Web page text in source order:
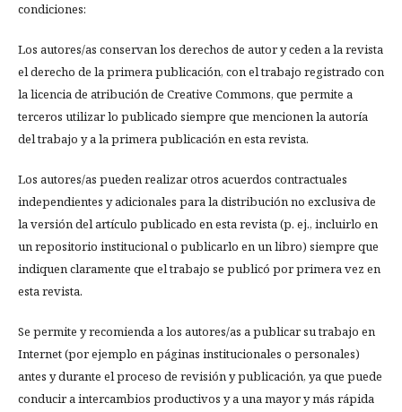
condiciones:
Los autores/as conservan los derechos de autor y ceden a la revista
el derecho de la primera publicación, con el trabajo registrado con
la licencia de atribución de Creative Commons, que permite a
terceros utilizar lo publicado siempre que mencionen la autoría
del trabajo y a la primera publicación en esta revista.
Los autores/as pueden realizar otros acuerdos contractuales
independientes y adicionales para la distribución no exclusiva de
la versión del artículo publicado en esta revista (p. ej., incluirlo en
un repositorio institucional o publicarlo en un libro) siempre que
indiquen claramente que el trabajo se publicó por primera vez en
esta revista.
Se permite y recomienda a los autores/as a publicar su trabajo en
Internet (por ejemplo en páginas institucionales o personales)
antes y durante el proceso de revisión y publicación, ya que puede
conducir a intercambios productivos y a una mayor y más rápida